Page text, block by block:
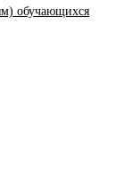
обучающихся